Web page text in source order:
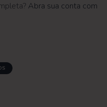
Abra sua conta com